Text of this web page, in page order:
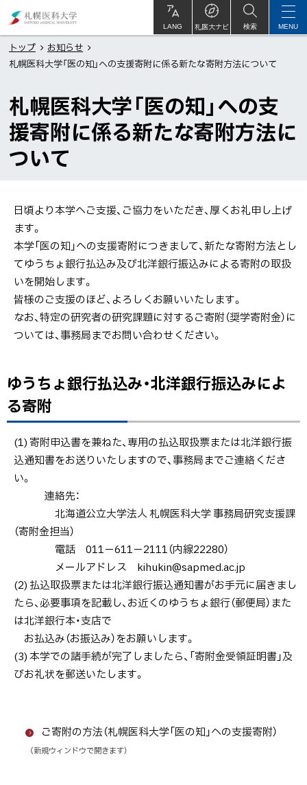
文
へ
メ
ュ
ー
へ
医
科
学
LANG 札医大ナビ
サ
イ
検索 MENU
トップ
お知らせ
札幌医科大学「医の知」への支援寄附に係る新たな寄附方法について
札幌医科大学「医の知」への支
援寄附に係る新たな寄附方法に
ついて
ペ
ー
ジ
内
目
次
ゆ
う
ょ
銀
行
払
込
み・
北
行
み
に
よ
寄
附
日頃より本学へご支援、ご協力をいただき、厚くお礼申し上げ
ます。
本学「医の知」への支援寄附につきまして、新たな寄附方法とし
てゆうちょ銀行払込み及び北洋銀行振込みによる寄附の取扱
いを開始します。
皆様のご支援のほど、よろしくお願いいたします。
なお、特定の研究者の研究課題に対するご寄附（奨学寄附金）に
ついては、事務局までお問い合わせください。
ト
ッ
プ
戻
る
ゆうちょ銀行払込み・北洋銀行振込みによ
る寄附
(1) 寄附申込書を兼ねた、専用の払込取扱票または北洋銀行振
込通知書をお送りいたしますので、事務局までご連絡くださ
い。
連絡先：
北海道公立大学法人 札幌医科大学 事務局研究支援課
（寄附金担当）
電話 011－611－2111（内線22280）
メールアドレス kihukin@sapmed.ac.jp
(2) 払込取扱票または北洋銀行振込通知書がお手元に届きまし
たら、必要事項を記載し、お近くのゆうちょ銀行（郵便局）また
は北洋銀行本・支店で
お払込み（お振込み）をお願いします。
(3) 本学での諸手続が完了しましたら、「寄附金受領証明書」及
びお礼状を郵送いたします。
ご寄附の方法（札幌医科大学「医の知」への支援寄附）
（新規ウィンドウで開きます）